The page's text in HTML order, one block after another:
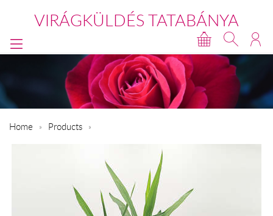
VIRÁGKÜLDÉS TATABÁNYA
Home Products